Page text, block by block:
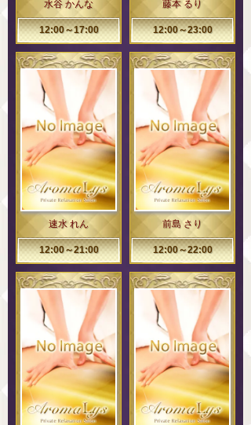
水谷 かんな
12:00～17:00
藤本 るり
12:00～23:00
速水 れん
12:00～21:00
前島 さり
12:00～22:00